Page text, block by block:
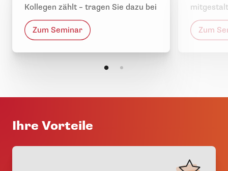
Kollegen zählt – tragen Sie dazu bei
Zum Seminar Zum
Ihre Vorteile